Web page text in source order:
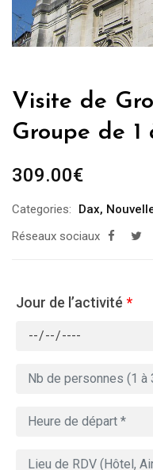
Visite de
Groupe de 1
309.00€
Categories: Dax,
Réseaux sociaux
Jour de l’activité *